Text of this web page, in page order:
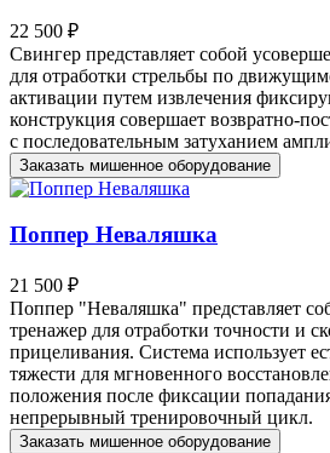
22 500 ₽
Свингер представляет собой
для отработки стрельбы по
активации путем извлечения
конструкция совершает возвратно-
с последовательным затуханием
Заказать мишенное оборудование
Поппер Неваляшка
21 500 ₽
Поппер "Неваляшка" представляет
тренажер для отработки точности и
прицеливания. Система использует
тяжести для мгновенного
положения после фиксации
непрерывный тренировочный цикл.
Заказать мишенное оборудование